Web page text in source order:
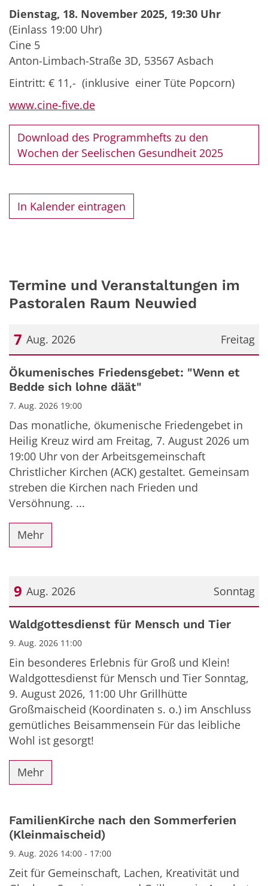
Dienstag, 18. November 2025, 19:30 Uhr
(Einlass 19:00 Uhr)
Cine 5
Anton-Limbach-Straße 3D, 53567 Asbach
Eintritt: € 11,- (inklusive einer Tüte Popcorn)
www.cine-five.de
Download des Programmhefts zu den
Wochen der Seelischen Gesundheit 2025
In Kalender eintragen
Termine und Veranstaltungen im
Pastoralen Raum Neuwied
Freitag
7 Aug. 2026
Datum: 7. August 2026
Ökumenisches Friedensgebet: "Wenn et
Bedde sich lohne däät"
7. Aug. 2026 19:00
Das monatliche, ökumenische Friedengebet in
Heilig Kreuz wird am Freitag, 7. August 2026 um
19:00 Uhr von der Arbeitsgemeinschaft
Christlicher Kirchen (ACK) gestaltet. Gemeinsam
streben die Kirchen nach Frieden und
Versöhnung. ...
Mehr
Sonntag
9 Aug. 2026
Datum: 9. August 2026
Waldgottesdienst für Mensch und Tier
9. Aug. 2026 11:00
Ein besonderes Erlebnis für Groß und Klein!
Waldgottesdienst für Mensch und Tier Sonntag,
9. August 2026, 11:00 Uhr Grillhütte
Großmaischeid (Koordinaten s. o.) im Anschluss
gemütliches Beisammensein Für das leibliche
Wohl ist gesorgt!
Mehr
FamilienKirche nach den Sommerferien
(Kleinmaischeid)
9. Aug. 2026 14:00 - 17:00
Zeit für Gemeinschaft, Lachen, Kreativität und